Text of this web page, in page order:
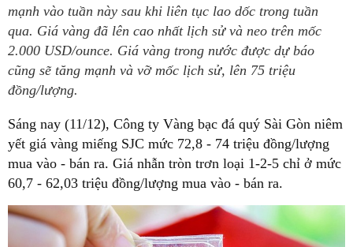
mạnh vào tuần này sau khi liên tục lao dốc trong tuần
qua. Giá vàng đã lên cao nhất lịch sử và neo trên mốc
2.000 USD/ounce. Giá vàng trong nước được dự báo
cũng sẽ tăng mạnh và vỡ mốc lịch sử, lên 75 triệu
đồng/lượng.
Sáng nay (11/12), Công ty Vàng bạc đá quý Sài Gòn niêm
yết giá vàng miếng SJC mức 72,8 - 74 triệu đồng/lượng
mua vào - bán ra. Giá nhẫn tròn trơn loại 1-2-5 chỉ ở mức
60,7 - 62,03 triệu đồng/lượng mua vào - bán ra.